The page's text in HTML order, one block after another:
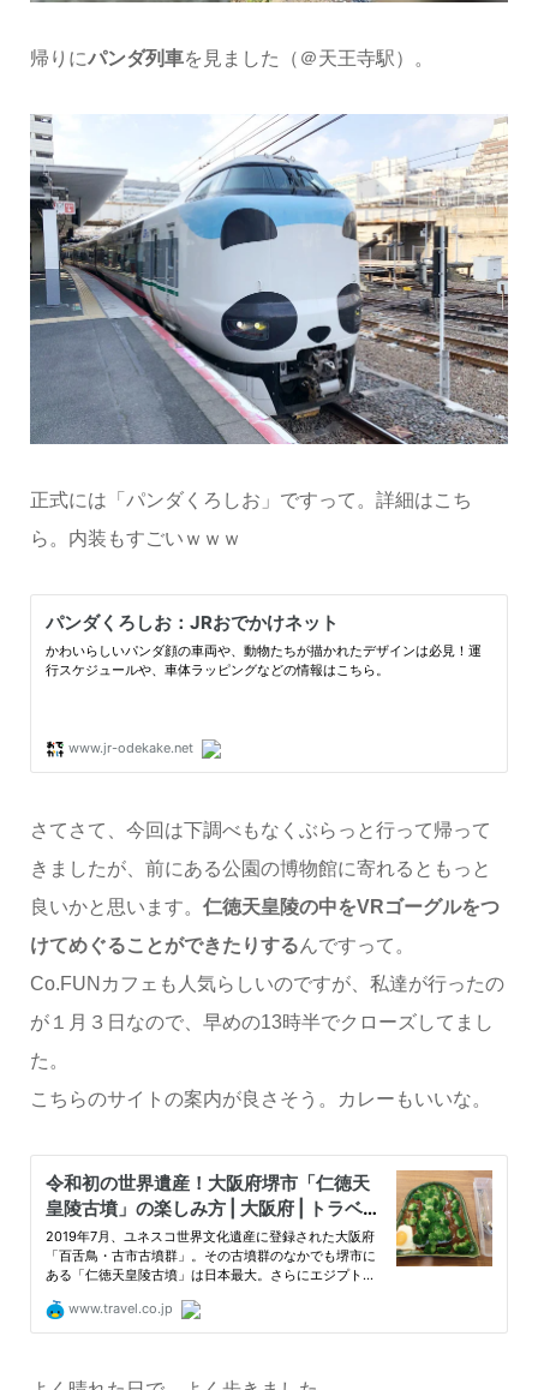
帰りにパンダ列車を見ました（＠天王寺駅）。
正式には「パンダくろしお」ですって。詳細はこち
ら。内装もすごいｗｗｗ
さてさて、今回は下調べもなくぶらっと行って帰って
きましたが、前にある公園の博物館に寄れるともっと
良いかと思います。 仁徳天皇陵の中をVRゴーグルをつ
けてめぐることができたりするんですって。
Co.FUNカフェも人気らしいのですが、私達が行ったの
が１月３日なので、早めの13時半でクローズしてまし
た。
こちらのサイトの案内が良さそう。カレーもいいな。